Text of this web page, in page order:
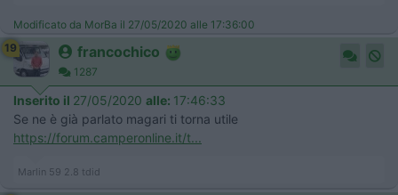
Modificato da MorBa il 27/05/2020 alle 17:36:00
19
francochico
1287
Inserito il 27/05/2020 alle: 17:46:33
Se ne è già parlato magari ti torna utile
https://forum.camperonline.it/t...
Marlin 59 2.8 tdid